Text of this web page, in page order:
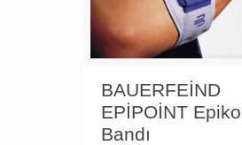
BAUERFEİND
EPİPOİNT
Bandı